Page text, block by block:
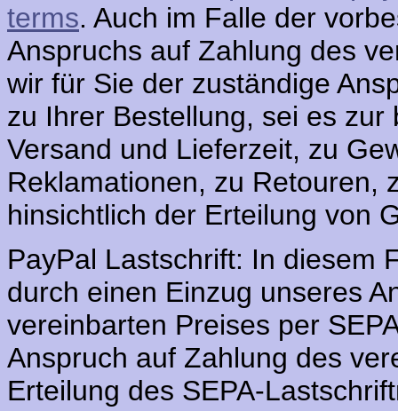
terms. Auch im Falle der
Anspruchs auf Zahlung des
wir für Sie der zuständige
zu Ihrer Bestellung, sei es
Versand und Lieferzeit, zu
Reklamationen, zu Retouren,
hinsichtlich der Erteilung von
PayPal Lastschrift: In diesem
durch einen Einzug unseres
vereinbarten Preises per
Anspruch auf Zahlung des
Erteilung des SEPA-